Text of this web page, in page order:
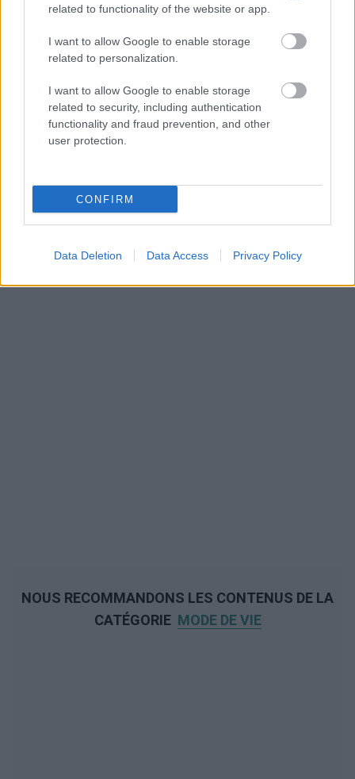
related to functionality of the website or app.
I want to allow Google to enable storage
related to personalization.
I want to allow Google to enable storage
related to security, including authentication
functionality and fraud prevention, and other
user protection.
CONFIRM
Data Deletion Data Access Privacy Policy
Publicité:
NOUS RECOMMANDONS LES CONTENUS DE LA
CATÉGORIE MODE DE VIE